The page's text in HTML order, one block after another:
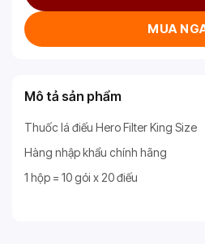
MUA
Mô tả sản phẩm
Thuốc lá điếu Hero Filter King Size
Hàng nhập khẩu chính hãng
1 hộp = 10 gói x 20 điếu